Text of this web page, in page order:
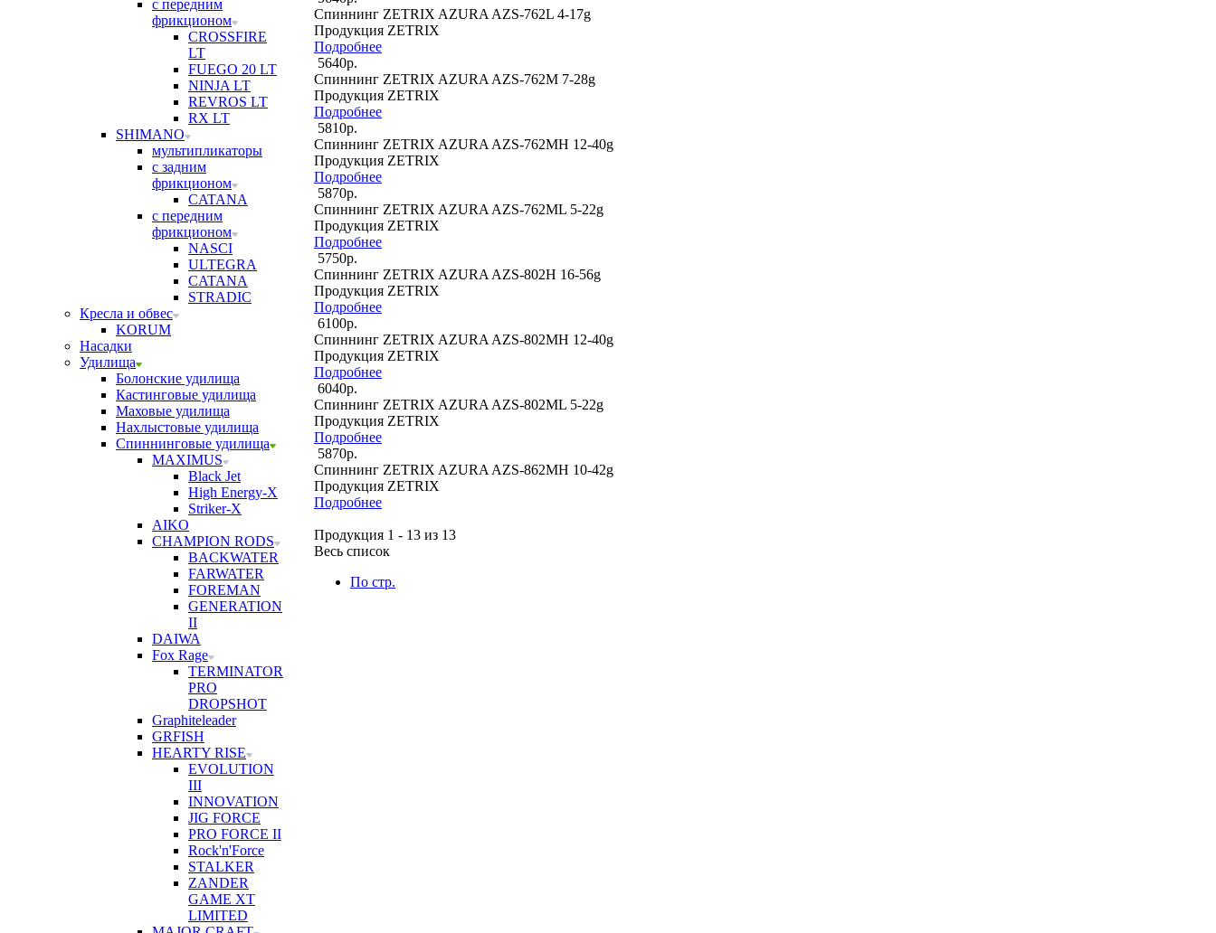
с передним
фрикционом
CROSSFIRE
LT
FUEGO 20 LT
NINJA LT
REVROS LT
RX LT
SHIMANO
мультипликаторы
с задним
фрикционом
CATANA
с передним
фрикционом
NASCI
ULTEGRA
CATANA
STRADIC
Кресла и обвес
KORUM
Насадки
Удилища
Болонские удилища
Кастинговые удилища
Маховые удилища
Нахлыстовые удилища
Спиннинговые удилища
MAXIMUS
Black Jet
High Energy-X
Striker-X
AIKO
CHAMPION RODS
BACKWATER
FARWATER
FOREMAN
GENERATION
II
DAIWA
Fox Rage
TERMINATOR
PRO
DROPSHOT
Graphiteleader
GRFISH
HEARTY RISE
EVOLUTION
III
INNOVATION
JIG FORCE
PRO FORCE II
Rock'n'Force
STALKER
ZANDER
GAME XT
LIMITED
Спиннинг ZETRIX AZURA AZS-762L 4-17g
Продукция ZETRIX
Подробнее
5640р.
Спиннинг ZETRIX AZURA AZS-762M 7-28g
Продукция ZETRIX
Подробнее
5810р.
Спиннинг ZETRIX AZURA AZS-762MH 12-40g
Продукция ZETRIX
Подробнее
5870р.
Спиннинг ZETRIX AZURA AZS-762ML 5-22g
Продукция ZETRIX
Подробнее
5750р.
Спиннинг ZETRIX AZURA AZS-802H 16-56g
Продукция ZETRIX
Подробнее
6100р.
Спиннинг ZETRIX AZURA AZS-802MH 12-40g
Продукция ZETRIX
Подробнее
6040р.
Спиннинг ZETRIX AZURA AZS-802ML 5-22g
Продукция ZETRIX
Подробнее
5870р.
Спиннинг ZETRIX AZURA AZS-862MH 10-42g
Продукция ZETRIX
Подробнее
Продукция 1 - 13 из 13
Весь список
По стр.